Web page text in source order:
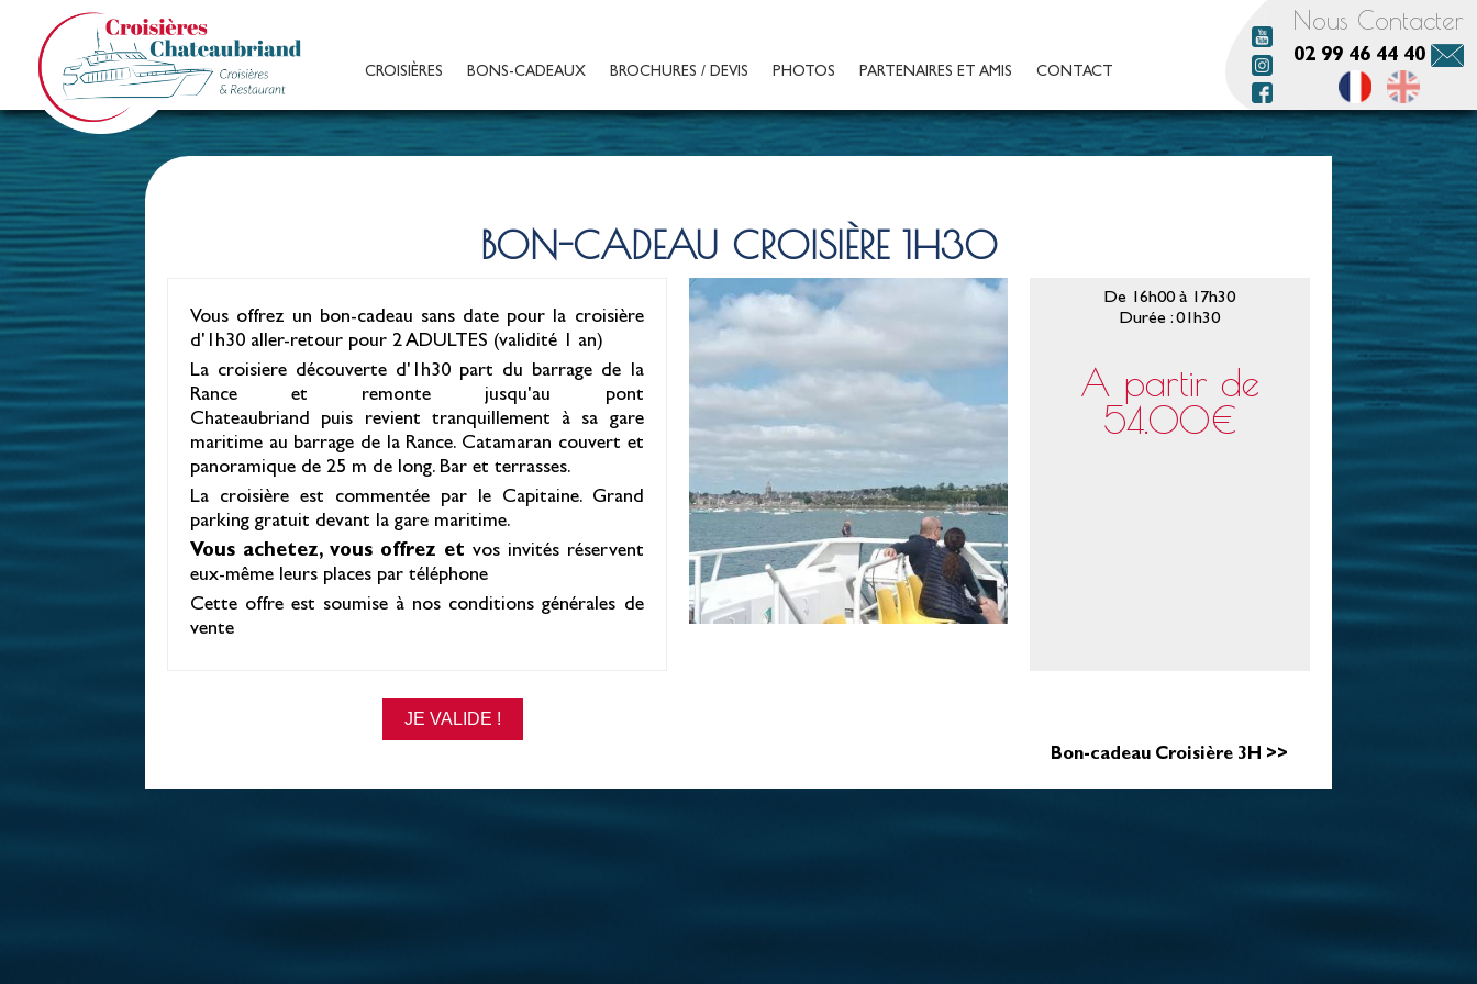
Nous Contacter
02 99 46 44 40
CROISIÈRES BONS-CADEAUX BROCHURES / DEVIS PHOTOS PARTENAIRES ET AMIS CONTACT
BON-CADEAU CROISIÈRE 1H30
Vous offrez un bon-cadeau sans date pour la croisière
d'1h30 aller-retour pour 2 ADULTES (validité 1 an)
La croisiere découverte d'1h30 part du barrage de la
Rance et remonte jusqu'au pont
Chateaubriand puis revient tranquillement à sa gare
maritime au barrage de la Rance. Catamaran couvert et
panoramique de 25 m de long. Bar et terrasses.
La croisière est commentée par le Capitaine. Grand
parking gratuit devant la gare maritime.
Vous achetez, vous offrez et vos invités réservent
eux-même leurs places par téléphone
Cette offre est soumise à nos conditions générales de
vente
De 16h00 à 17h30
Durée : 01h30
A partir de
54.00€
Bon-cadeau Croisière 3H >>